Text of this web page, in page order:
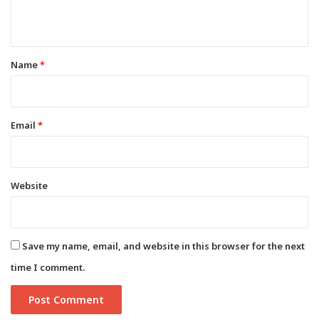
*Name*
Email *
Website
Save my name, email, and website in this browser for the next
time I comment.